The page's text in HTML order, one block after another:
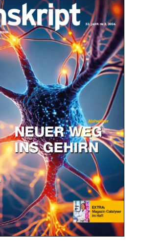
Newsletter
aktuell informiert.